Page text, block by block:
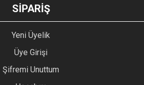
GÖNDER
SİPARİŞ
Yeni Üyelik
Üye Girişi
Şifremi Unuttum